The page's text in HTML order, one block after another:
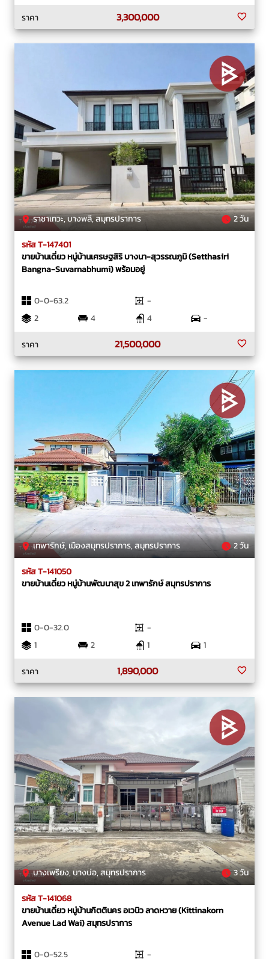
ราคา 3,300,000
ราชาเทวะ, บางพลี, สมุทรปราการ 2 วัน
รหัส T-147401
ขายบ้านเดี่ยว หมู่บ้านเศรษฐสิริ บางนา-สุวรรณภูมิ (Setthasiri
Bangna-Suvarnabhumi) พร้อมอยู่
0-0-63.2
-
2
4 4
-
ราคา
21,500,000
เทพารักษ์, เมืองสมุทรปราการ, สมุทรปราการ 2 วัน
รหัส T-141050
ขายบ้านเดี่ยว หมู่บ้านพัฒนาสุข 2 เทพารักษ์ สมุทรปราการ
0-0-32.0
-
1
2 1
1
ราคา
1,890,000
บางเพรียง, บางบ่อ, สมุทรปราการ 3 วัน
รหัส T-141068
ขายบ้านเดี่ยว หมู่บ้านกิตตินคร อเวนิว ลาดหวาย (Kittinakorn
Avenue Lad Wai) สมุทรปราการ
0-0-52.5
-